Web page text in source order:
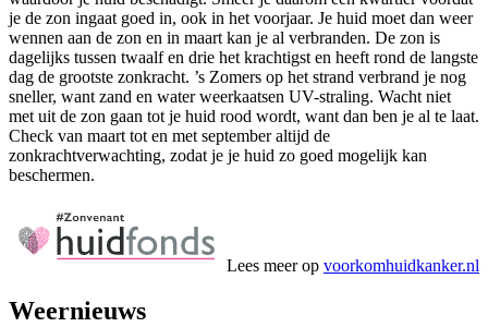
je de zon ingaat goed in, ook in het voorjaar. Je huid moet dan weer
wennen aan de zon en in maart kan je al verbranden. De zon is
dagelijks tussen twaalf en drie het krachtigst en heeft rond de langste
dag de grootste zonkracht. ’s Zomers op het strand verbrand je nog
sneller, want zand en water weerkaatsen UV-straling. Wacht niet
met uit de zon gaan tot je huid rood wordt, want dan ben je al te laat.
Check van maart tot en met september altijd de
zonkrachtverwachting, zodat je je huid zo goed mogelijk kan
beschermen.
Lees meer op voorkomhuidkanker.nl
Weernieuws